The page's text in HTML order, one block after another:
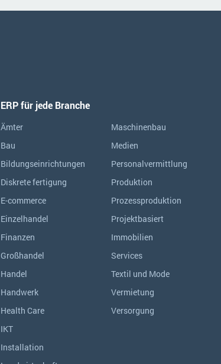
ERP für jede Branche
Ämter
Bau
Bildungseinrichtungen
Diskrete fertigung
E-commerce
Einzelhandel
Finanzen
Großhandel
Handel
Handwerk
Health Care
IKT
Installation
Maschinenbau
Medien
Personalvermittlung
Produktion
Prozessproduktion
Projektbasiert
Immobilien
Services
Textil und Mode
Vermietung
Versorgung